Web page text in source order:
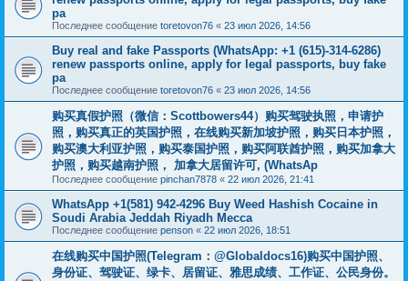
pa
Последнее сообщение toretovon76 « 23 июл 2026, 14:56
Buy real and fake Passports (WhatsApp: +1 (615)-314-6286)
renew passports online, apply for legal passports, buy fake
pa
Последнее сообщение toretovon76 « 23 июл 2026, 14:56
购买真假护照（微信：Scottbowers44）购买驾驶执照，申请护
照，购买真正的英国护照，在线购买新加坡护照，购买日本护照，
购买澳大利亚护照，购买泰国护照，购买阿联酋护照，购买加拿大
护照，购买越南护照， 加拿大居留许可, (WhatsAp
Последнее сообщение pinchan7878 « 22 июл 2026, 21:41
WhatsApp +1(581) 942-4296 Buy Weed Hashish Cocaine in
Soudi Arabia Jeddah Riyadh Mecca
Последнее сообщение penson « 22 июл 2026, 18:51
在线购买中国护照(Telegram：@Globaldocs16)购买中国护照、
身份证、驾驶证、绿卡、居留证、雅思成绩、工作证、公民身份。